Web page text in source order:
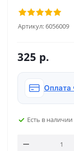
Артикул:6056009
325 р.
Оплата
Есть в наличии